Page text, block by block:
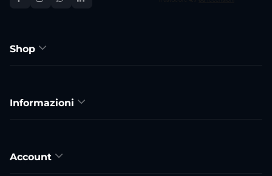
Shop
Informazioni
Account